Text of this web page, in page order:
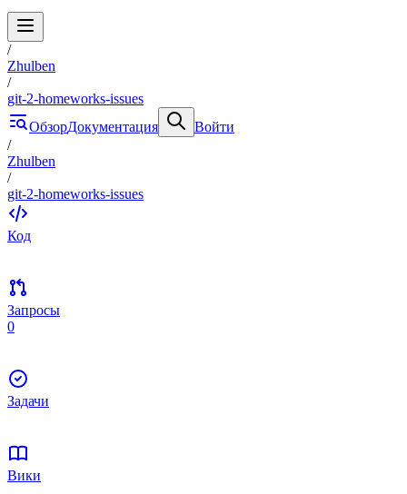
/
Zhulben
/
git-2-homeworks-issues
ОбзорДокументация
Войти
/
Zhulben
/
git-2-homeworks-issues
Код
Запросы
0
Задачи
Вики